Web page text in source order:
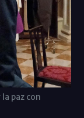
paz con